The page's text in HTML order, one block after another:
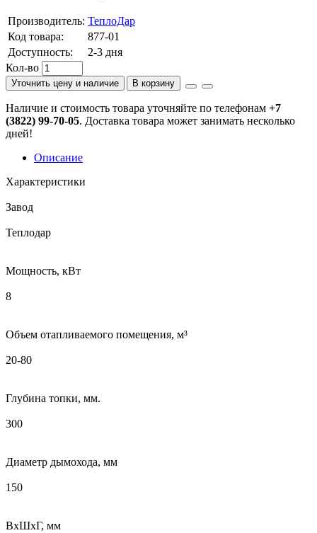
Производитель: ТеплоДар
Код товара:
877-01
Доступность:
2-3 дня
Кол-во
В корзину
Уточнить цену и наличие
Наличие и стоимость товара уточняйте по телефонам +7
(3822) 99-70-05. Доставка товара может занимать несколько
дней!
Описание
Характеристики
Завод
Теплодар
Мощность, кВт
8
Объем отапливаемого помещения, м³
20-80
Глубина топки, мм.
300
Диаметр дымохода, мм
150
ВхШхГ, мм